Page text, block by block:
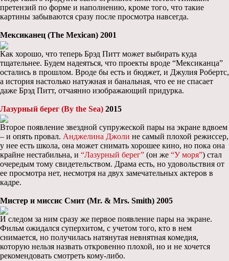
претензий по форме и наполнению, кроме того, что такие
картины забываются сразу после просмотра навсегда.
Мексиканец (The Mexican) 2001
Как хорошо, что теперь Брэд Питт может выбирать куда
тщательнее. Будем надеяться, что проекты вроде “Мексиканца”
остались в прошлом. Вроде бы есть и бюджет, и Джулия Робертс,
а история настолько натужная и банальная, что ее не спасает
даже Брэд Питт, отчаянно изображающий придурка.
Лазурный берег (By the Sea) 2015
Второе появление звездной супружеской пары на экране вдвоем
– и опять провал. Анджелина Джоли не самый плохой режиссер,
у нее есть школа, она может снимать хорошее кино, но пока она
крайне нестабильна, и “Лазурный берег” (он же “У моря”) стал
очередым тому свидетельством. Драма есть, но удовольствия от
ее просмотра нет, несмотря на двух замечательных актеров в
кадре.
Мистер и миссис Смит (Mr. & Mrs. Smith) 2005
И следом за ним сразу же первое появление пары на экране.
Фильм ожидался суперхитом, с учетом того, кто в нем
снимается, но получилась натянутая невнятная комедия,
которую нельзя назвать откровенно плохой, но и не хочется
рекомендовать смотреть кому-либо.